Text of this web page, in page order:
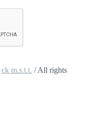
ck m.s.t.t. / All rights